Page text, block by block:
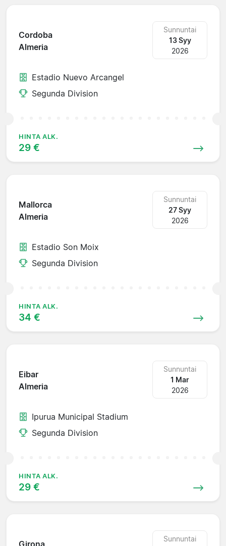
Cordoba
Almeria
Sunnuntai
13 Syy
2026
Estadio Nuevo Arcangel
Segunda Division
HINTA ALK.
29 €
Mallorca
Almeria
Sunnuntai
27 Syy
2026
Estadio Son Moix
Segunda Division
HINTA ALK.
34 €
Eibar
Almeria
Sunnuntai
1 Mar
2026
Ipurua Municipal Stadium
Segunda Division
HINTA ALK.
29 €
Sunnuntai